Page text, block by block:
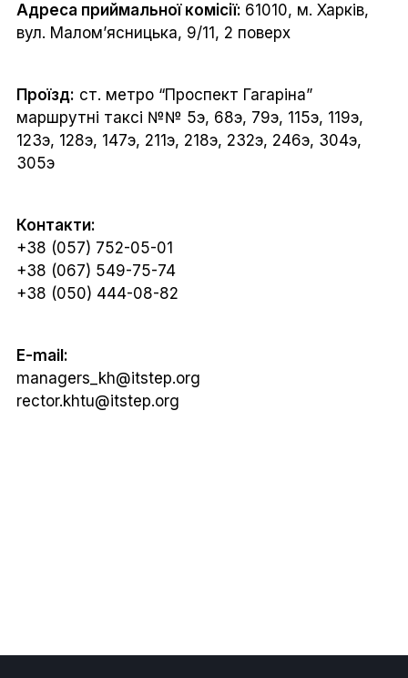
Адреса приймальної комісії: 61010, м. Харків,
вул. Малом’ясницька, 9/11, 2 поверх
Проїзд: ст. метро “Проспект Гагаріна”
маршрутні таксі №№ 5э, 68э, 79э, 115э, 119э,
123э, 128э, 147э, 211э, 218э, 232э, 246э, 304э,
305э
Контакти:
+38 (057) 752-05-01
+38 (067) 549-75-74
+38 (050) 444-08-82
E-mail:
managers_kh@itstep.org
rector.khtu@itstep.org